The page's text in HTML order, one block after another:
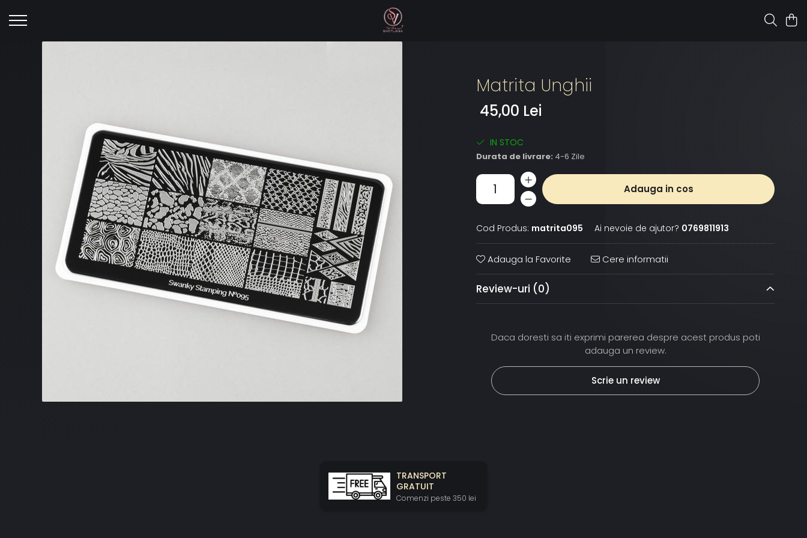
Matrita Unghii
45,00 Lei
IN STOC
Durata de livrare: 4-6 Zile
Adauga in cos
Cod Produs: matrita095 Ai nevoie de ajutor? 0769811913
Adauga la Favorite Cere informatii
Review-uri (0)
Daca doresti sa iti exprimi parerea despre acest produs poti
adauga un review.
Scrie un review
TRANSPORT
GRATUIT
Comenzi peste 350 lei